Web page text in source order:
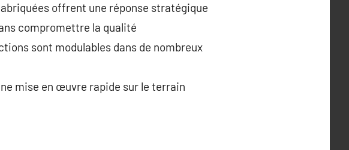
offrent une réponse stratégique
compromettre la qualité
sont modulables dans de nombreux
mise en œuvre rapide sur le terrain